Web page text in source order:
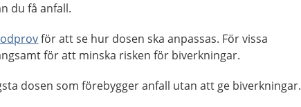
du få anfall.
för att se hur dosen ska anpassas. För vissa
för att minska risken för biverkningar.
dosen som förebygger anfall utan att ge biverkningar.